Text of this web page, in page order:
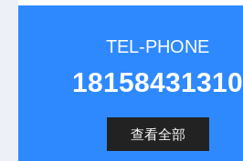
TEL-PHONE
18158431310
查看全部